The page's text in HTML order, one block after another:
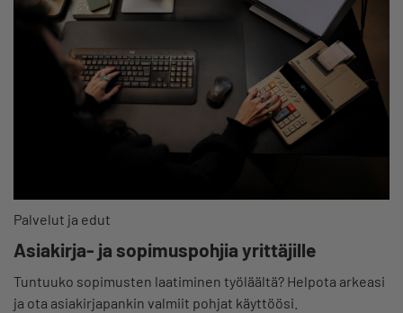
Palvelut ja edut
Asiakirja- ja sopimuspohjia yrittäjille
Tuntuuko sopimusten laatiminen työläältä? Helpota arkeasi
ja ota asiakirjapankin valmiit pohjat käyttöösi.